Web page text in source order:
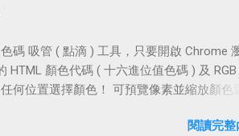
加一筆「2g7xauszfddo 指向 gv-
雲端平台，使用 PuTTYgen 和 PuTTY 這兩
統為 Windows 7，教學以此做示例操作說
更改金鑰註解 ( Key comment ) 私鑰加上
： PuTTY Download Page 軟體許可：
和私鑰密鑰對，加載現有私鑰進行簡易修
( Key comment )。 使用方式 下載
色區塊中的「puttygen.exe」。 Step2 建立
碼 吸管 ( 點滴 ) 工具，只要開啟 Chrome
顏色代碼 ( 十六進位值色碼 ) 及
何位置選擇顏色！ 可預覽像素並縮放顏色
到 HEX，轉換 HEX 到 RGB（僅適用於
閱讀完整